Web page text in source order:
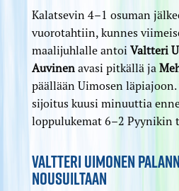
Kalatsevin 4–1 osuman
vuorotahtiin, kunnes
maalijuhlalle antoi Valtteri
Auvinenavasi pitkällä ja
päällään Uimosen läpiajoon.
sijoitus kuusi minuuttia
loppulukemat 6–2 Pyynikin
VALTTERI UIMONEN
NOUSUILTAAN